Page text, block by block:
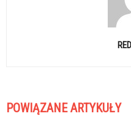
POWIĄZANE ARTYKUŁY